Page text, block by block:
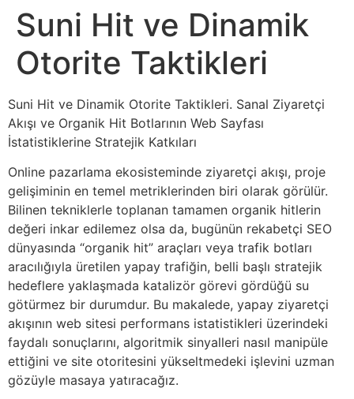
Suni Hit ve Dinamik
Otorite Taktikleri
Suni Hit ve Dinamik Otorite Taktikleri. Sanal Ziyaretçi
Akışı ve Organik Hit Botlarının Web Sayfası
İstatistiklerine Stratejik Katkıları
Online pazarlama ekosisteminde ziyaretçi akışı, proje
gelişiminin en temel metriklerinden biri olarak görülür.
Bilinen tekniklerle toplanan tamamen organik hitlerin
değeri inkar edilemez olsa da, bugünün rekabetçi SEO
dünyasında “organik hit” araçları veya trafik botları
aracılığıyla üretilen yapay trafiğin, belli başlı stratejik
hedeflere yaklaşmada katalizör görevi gördüğü su
götürmez bir durumdur. Bu makalede, yapay ziyaretçi
akışının web sitesi performans istatistikleri üzerindeki
faydalı sonuçlarını, algoritmik sinyalleri nasıl manipüle
ettiğini ve site otoritesini yükseltmedeki işlevini uzman
gözüyle masaya yatıracağız.